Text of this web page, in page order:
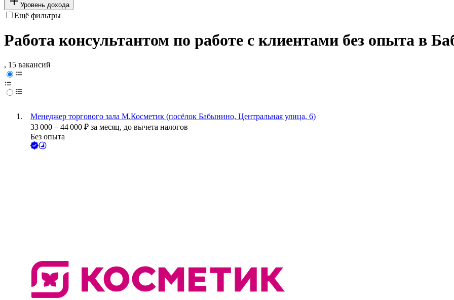
Уровень дохода
Ещё фильтры
Работа консультантом по работе с клиентами без опыта в
, 15 вакансий
Менеджер торгового зала М.Косметик (посёлок Бабынино, Центральная улица, 6)
33 000 – 44 000 ₽ за месяц, до вычета налогов
Без опыта